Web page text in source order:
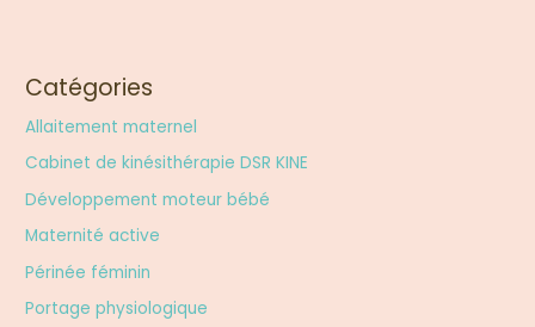
Catégories
Allaitement maternel
Cabinet de kinésithérapie DSR KINE
Développement moteur bébé
Maternité active
Périnée féminin
Portage physiologique